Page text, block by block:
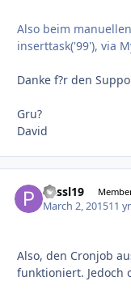
Also beim
inserttask('99'), via
Danke f?r den
Gru?
David
Passl19
March 2, 201511 yr
Also, den Cronjob
funktioniert. Jedoch